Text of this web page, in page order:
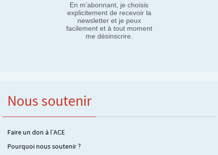
En m’abonnant, je choisis
explicitement de recevoir la
newsletter et je peux
facilement et à tout moment
me désinscrire.
Nous soutenir
Faire un don à l’ACE
Pourquoi nous soutenir ?